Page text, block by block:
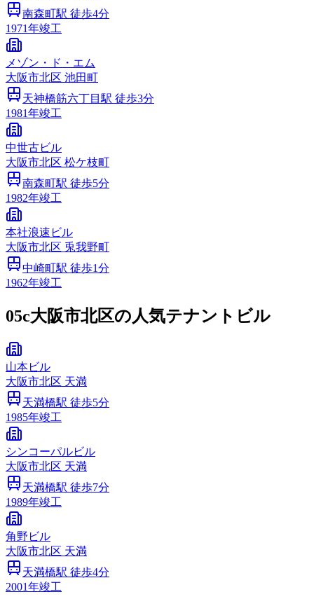
南森町駅 徒歩4分
1971年竣工
メゾン・ド・エム
大阪市北区 池田町
天神橋筋六丁目 駅 徒歩3分
1981年竣工
中世古ビル
大阪市北区 松ケ枝町
南森町駅 徒歩5分
1982年竣工
本社浪速ビル
大阪市北区 兎我野町
中崎町駅 徒歩1分
1962年竣工
05c大阪市北区の人気テナントビル
山本ビル
大阪市北区 天満
天満橋駅 徒歩5分
1985年竣工
シンコーパルビル
大阪市北区 天満
天満橋駅 徒歩7分
1989年竣工
角野ビル
大阪市北区 天満
天満橋駅 徒歩4分
2001年竣工